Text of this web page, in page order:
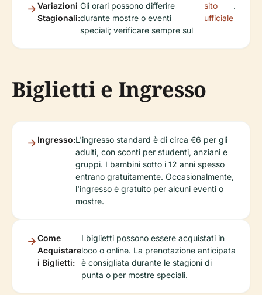
Variazioni
Stagionali:
Gli orari possono differire
durante mostre o eventi
speciali; verificare sempre sul
sito
ufficiale
.
Biglietti e Ingresso
Ingresso:L'ingresso standard è di circa €6 per gli
adulti, con sconti per studenti, anziani e
gruppi. I bambini sotto i 12 anni spesso
entrano gratuitamente. Occasionalmente,
l'ingresso è gratuito per alcuni eventi o
mostre.
Come
Acquistare
i Biglietti:
I biglietti possono essere acquistati in
loco o online. La prenotazione anticipata
è consigliata durante le stagioni di
punta o per mostre speciali.